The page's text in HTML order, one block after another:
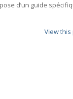
d’un guide
View